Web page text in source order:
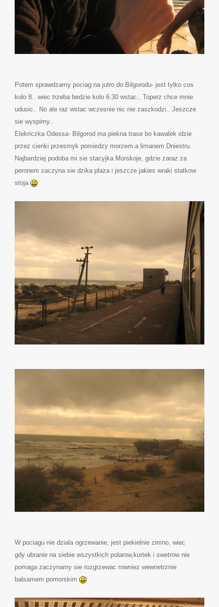
Potem sprawdzamy pociag na jutro do Bilgorodu- jest tylko cos
kolo 8.. wiec trzeba bedzie kolo 6:30 wstac.. Toperz chce mnie
udusic.. No ale raz wstac wczesnie nic nie zaszkodzi.. Jeszcze
sie wyspimy..
Elekriczka Odessa- Bilgorod ma piekna trase bo kawalek idzie
przez cienki przesmyk pomiedzy morzem a limanem Dniestru.
Najbardziej podoba mi sie stacyjka Morskoje, gdzie zaraz za
peronem zaczyna sie dzika plaza i jeszcze jakies wraki statkow
stoja
W pociagu nie dziala ogrzewanie, jest piekielnie zimno, wiec
gdy ubranie na siebie wszystkich polarow,kurtek i swetrow nie
pomaga zaczynamy sie rozgrzewac rowniez wewnetrznie
balsamem pomorskim